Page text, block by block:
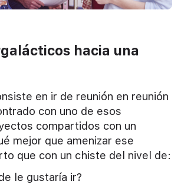
hacia una
en ir de reunión en reunión
con uno de esos
compartidos con un
mejor que amenizar ese
que con un chiste del nivel de:
le gustaría ir?